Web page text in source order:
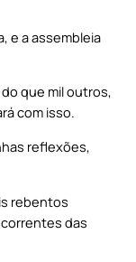
e a assembleia
que mil outros,
com isso.
reflexões,
rebentos
das